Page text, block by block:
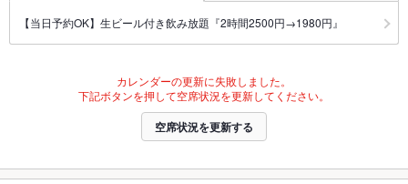
【当日予約OK】生ビール付き飲み放題『2時間2500円→1980円』
カレンダーの更新に失敗しました。
下記ボタンを押して空席状況を更新してください。
空席状況を更新する